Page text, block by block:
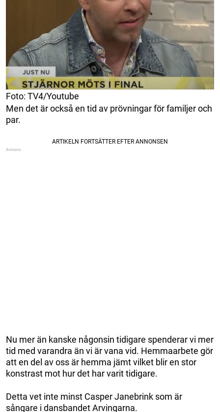
Foto: TV4/Youtube
Men det är också en tid av prövningar för familjer och
par.
Nu mer än kanske någonsin tidigare spenderar vi mer
tid med varandra än vi är vana vid. Hemmaarbete gör
att en del av oss är hemma jämt vilket blir en stor
konstrast mot hur det har varit tidigare.
Detta vet inte minst Casper Janebrink som är
sångare i dansbandet Arvingarna.